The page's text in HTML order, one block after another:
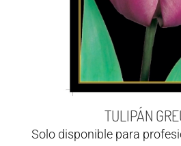
TULIPÁN
Solo disponible para